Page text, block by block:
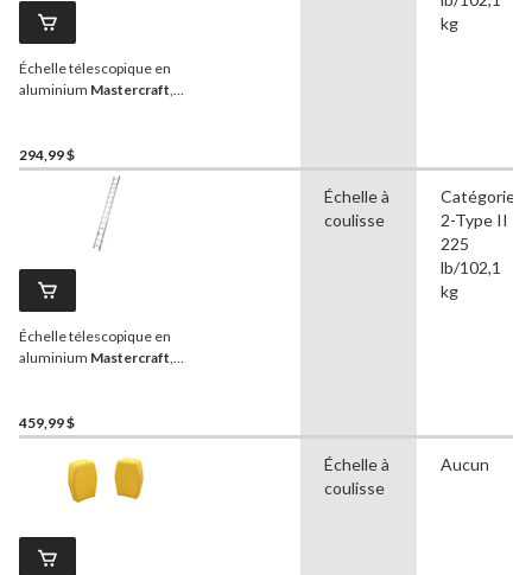
Échelle télescopique en
aluminium Mastercraft
294,99 $
kg
Échelle télescopique en
aluminium Mastercraft
459,99 $
Échelle à
coulisse
Catégorie
2-Type II
225
lb/102,1
kg
Échelle à
coulisse
Aucun